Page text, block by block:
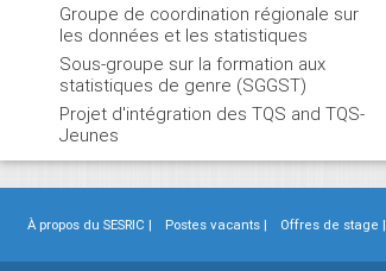
Groupe de coordination régionale sur
les données et les statistiques
Sous-groupe sur la formation aux
statistiques de genre (SGGST)
Projet d'intégration des TQS and TQS-
Jeunes
À propos du SESRIC | Postes vacants | Offres de stage |